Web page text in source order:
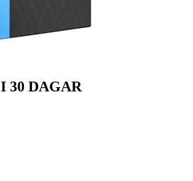
I 30 DAGAR